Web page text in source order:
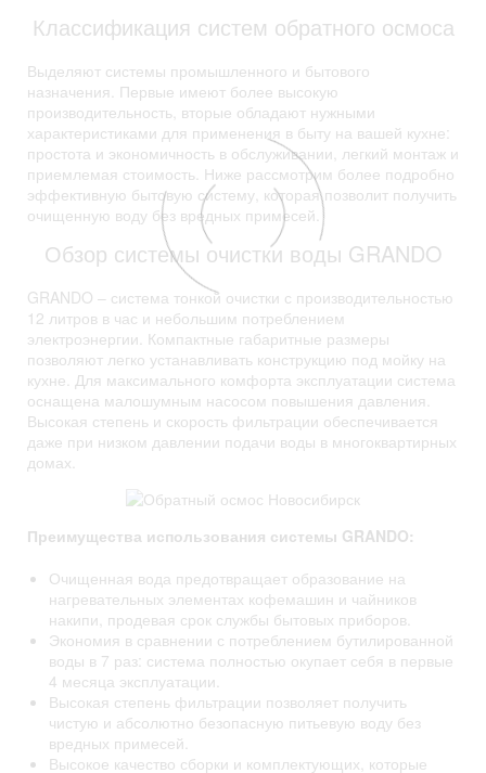
Классификация систем обратного осмоса
Выделяют системы промышленного и бытового
назначения. Первые имеют более высокую
производительность, вторые обладают нужными
характеристиками для применения в быту на вашей кухне:
простота и экономичность в обслуживании, легкий монтаж и
приемлемая стоимость. Ниже рассмотрим более подробно
эффективную бытовую систему, которая позволит получить
очищенную воду без вредных примесей.
Обзор системы очистки воды GRANDO
GRANDO – система тонкой очистки с производительностью
12 литров в час и небольшим потреблением
электроэнергии. Компактные габаритные размеры
позволяют легко устанавливать конструкцию под мойку на
кухне. Для максимального комфорта эксплуатации система
оснащена малошумным насосом повышения давления.
Высокая степень и скорость фильтрации обеспечивается
даже при низком давлении подачи воды в многоквартирных
домах.
Преимущества использования системы GRANDO:
Очищенная вода предотвращает образование на
нагревательных элементах кофемашин и чайников
накипи, продевая срок службы бытовых приборов.
Экономия в сравнении с потреблением бутилированной
воды в 7 раз: система полностью окупает себя в первые
4 месяца эксплуатации.
Высокая степень фильтрации позволяет получить
чистую и абсолютно безопасную питьевую воду без
вредных примесей.
Высокое качество сборки и комплектующих, которые